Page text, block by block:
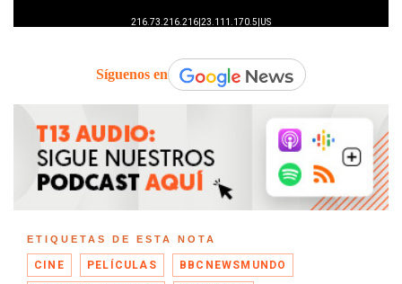
Síguenos en
ETIQUETAS DE ESTA NOTA
CINE PELÍCULAS BBCNEWSMUNDO